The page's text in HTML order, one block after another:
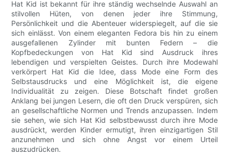
Hat Kid ist bekannt für ihre ständig wechselnde Auswahl an
stilvollen Hüten, von denen jeder ihre Stimmung,
Persönlichkeit und die Abenteuer widerspiegelt, auf die sie
sich einlässt. Von einem eleganten Fedora bis hin zu einem
ausgefallenen Zylinder mit bunten Federn – die
Kopfbedeckungen von Hat Kid sind Ausdruck ihres
lebendigen und verspielten Geistes. Durch ihre Modewahl
verkörpert Hat Kid die Idee, dass Mode eine Form des
Selbstausdrucks und eine Möglichkeit ist, die eigene
Individualität zu zeigen. Diese Botschaft findet großen
Anklang bei jungen Lesern, die oft den Druck verspüren, sich
an gesellschaftliche Normen und Trends anzupassen. Indem
sie sehen, wie sich Hat Kid selbstbewusst durch ihre Mode
ausdrückt, werden Kinder ermutigt, ihren einzigartigen Stil
anzunehmen und sich ohne Angst vor einem Urteil
auszudrücken.